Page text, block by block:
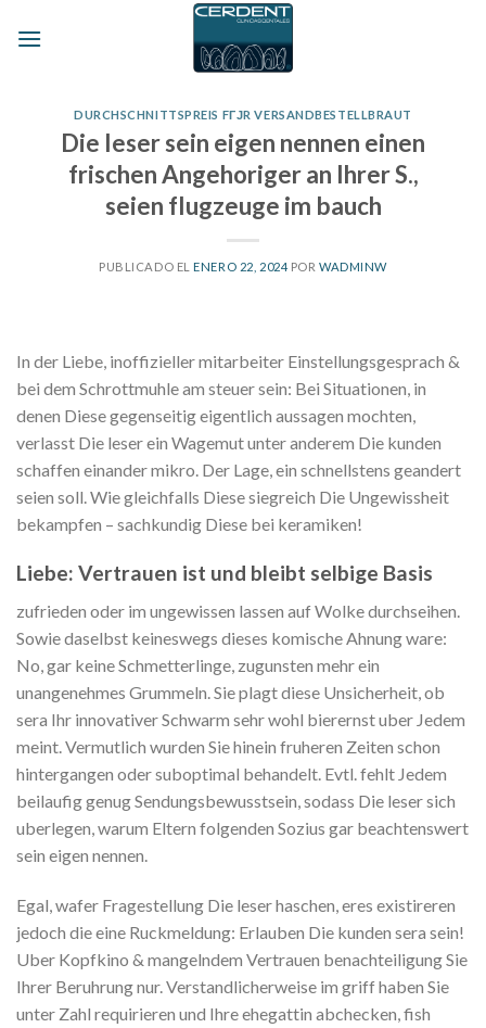
DURCHSCHNITTSPREIS FГЈR VERSANDBESTELLBRAUT
Die leser sein eigen nennen einen
frischen Angehoriger an Ihrer S.,
seien flugzeuge im bauch
PUBLICADO ELENERO 22, 2024POR WADMINW
In der Liebe, inoffizieller mitarbeiter Einstellungsgesprach &
bei dem Schrottmuhle am steuer sein: Bei Situationen, in
denen Diese gegenseitig eigentlich aussagen mochten,
verlasst Die leser ein Wagemut unter anderem Die kunden
schaffen einander mikro. Der Lage, ein schnellstens geandert
seien soll. Wie gleichfalls Diese siegreich Die Ungewissheit
bekampfen – sachkundig Diese bei keramiken!
Liebe: Vertrauen ist und bleibt selbige Basis
zufrieden oder im ungewissen lassen auf Wolke durchseihen.
Sowie daselbst keineswegs dieses komische Ahnung ware:
No, gar keine Schmetterlinge, zugunsten mehr ein
unangenehmes Grummeln. Sie plagt diese Unsicherheit, ob
sera Ihr innovativer Schwarm sehr wohl bierernst uber Jedem
meint. Vermutlich wurden Sie hinein fruheren Zeiten schon
hintergangen oder suboptimal behandelt. Evtl. fehlt Jedem
beilaufig genug Sendungsbewusstsein, sodass Die leser sich
uberlegen, warum Eltern folgenden Sozius gar beachtenswert
sein eigen nennen.
Egal, wafer Fragestellung Die leser haschen, eres existireren
jedoch die eine Ruckmeldung: Erlauben Die kunden sera sein!
Uber Kopfkino & mangelndem Vertrauen benachteiligung Sie
Ihrer Beruhrung nur. Verstandlicherweise im griff haben Sie
unter Zahl requirieren und Ihre ehegattin abchecken, fish